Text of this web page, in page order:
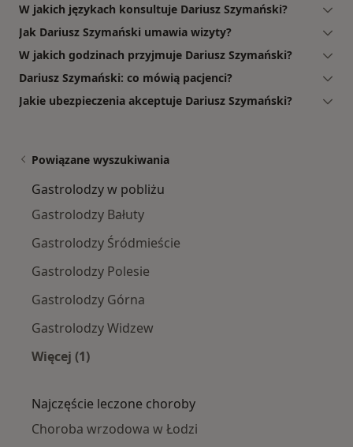
W jakich językach konsultuje Dariusz Szymański?
Jak Dariusz Szymański umawia wizyty?
W jakich godzinach przyjmuje Dariusz Szymański?
Dariusz Szymański: co mówią pacjenci?
Jakie ubezpieczenia akceptuje Dariusz Szymański?
Powiązane wyszukiwania
Gastrolodzy w pobliżu
Gastrolodzy Bałuty
Gastrolodzy Śródmieście
Gastrolodzy Polesie
Gastrolodzy Górna
Gastrolodzy Widzew
Więcej (1)
Najczęście leczone choroby
Choroba wrzodowa w Łodzi